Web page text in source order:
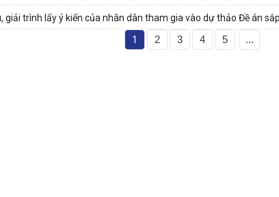
giải trình lấy ý kiến của nhân dân tham gia vào dự thảo Đề án
1 2 3 4 5 ...